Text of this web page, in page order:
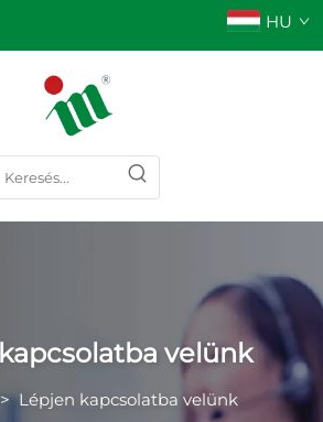
HU
velünk
>Lépjen kapcsolatba velünk